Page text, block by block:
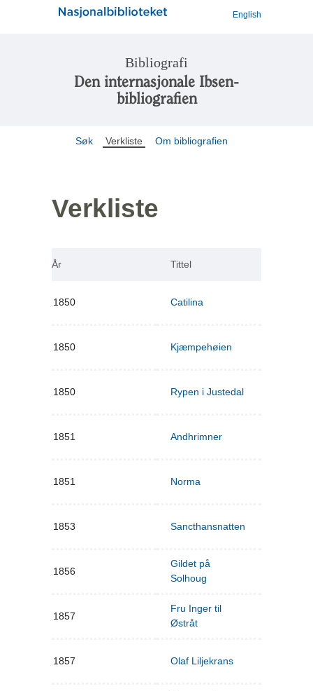
English
Bibliografi
Den internasjonale Ibsen-
bibliografien
Søk Verkliste Om bibliografien
Verkliste
År Tittel
1850 Catilina
1850 Kjæmpehøien
1850 Rypen i Justedal
1851 Andhrimner
1851 Norma
1853 Sancthansnatten
1856
Gildet på
Solhoug
1857
Fru Inger til
Østråt
1857 Olaf Liljekrans